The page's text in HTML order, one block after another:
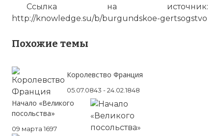
Ссылка на источник:
http://knowledge.su/b/burgundskoe-gertsogstvo
Похожие темы
Королевство Франция
05.07.0843 - 24.02.1848
Начало «Великого
посольства»
09 марта 1697